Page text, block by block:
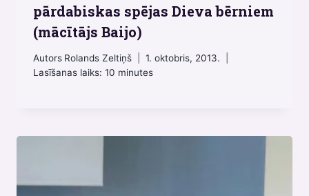
pārdabiskas spējas Dieva bērniem
(mācītājs Baijo)
Autors Rolands Zeltiņš
1. oktobris, 2013.
Lasīšanas laiks: 10 minutes